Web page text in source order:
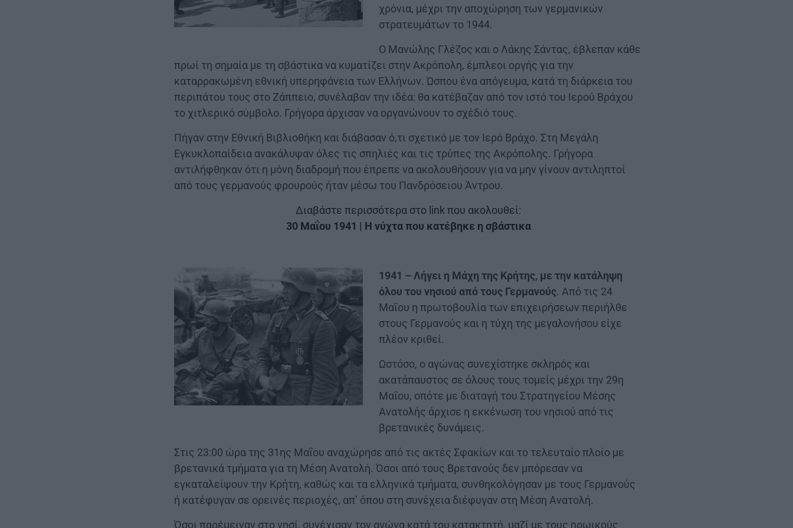
χρόνια, μέχρι την αποχώρηση των γερμανικών
στρατευμάτων το 1944.
Ο Μανώλης Γλέζος και ο Λάκης Σάντας, έβλεπαν κάθε
πρωί τη σημαία με τη σβάστικα να κυματίζει στην Ακρόπολη, έμπλεοι οργής για την
καταρρακωμένη εθνική υπερηφάνεια των Ελλήνων. Ώσπου ένα απόγευμα, κατά τη διάρκεια του
περιπάτου τους στο Ζάππειο, συνέλαβαν την ιδέα: θα κατέβαζαν από τον ιστό του Ιερού Βράχου
το χιτλερικό σύμβολο. Γρήγορα άρχισαν να οργανώνουν το σχέδιό τους.
Πήγαν στην Εθνική Βιβλιοθήκη και διάβασαν ό,τι σχετικό με τον Ιερό Βράχο. Στη Μεγάλη
Εγκυκλοπαίδεια ανακάλυψαν όλες τις σπηλιές και τις τρύπες της Ακρόπολης. Γρήγορα
αντιλήφθηκαν ότι η μόνη διαδρομή που έπρεπε να ακολουθήσουν για να μην γίνουν αντιληπτοί
από τους γερμανούς φρουρούς ήταν μέσω του Πανδρόσειου Άντρου.
Διαβάστε περισσότερα στο link που ακολουθεί:
30 Μαΐου 1941 | Η νύχτα που κατέβηκε η σβάστικα
1941 – Λήγει η Μάχη της Κρήτης, με την κατάληψη
όλου του νησιού από τους Γερμανούς. Από τις 24
Μαΐου η πρωτοβουλία των επιχειρήσεων περιήλθε
στους Γερμανούς και η τύχη της μεγαλονήσου είχε
πλέον κριθεί.
Ωστόσο, ο αγώνας συνεχίστηκε σκληρός και
ακατάπαυστος σε όλους τους τομείς μέχρι την 29η
Μαΐου, οπότε με διαταγή του Στρατηγείου Μέσης
Ανατολής άρχισε η εκκένωση του νησιού από τις
βρετανικές δυνάμεις.
Στις 23:00 ώρα της 31ης Μαΐου αναχώρησε από τις ακτές Σφακίων και το τελευταίο πλοίο με
βρετανικά τμήματα για τη Μέση Ανατολή. Όσοι από τους Βρετανούς δεν μπόρεσαν να
εγκαταλείψουν την Κρήτη, καθώς και τα ελληνικά τμήματα, συνθηκολόγησαν με τους Γερμανούς
ή κατέφυγαν σε ορεινές περιοχές, απ’ όπου στη συνέχεια διέφυγαν στη Μέση Ανατολή.
Όσοι παρέμειναν στο νησί, συνέχισαν τον αγώνα κατά του κατακτητή, μαζί με τους ηρωικούς